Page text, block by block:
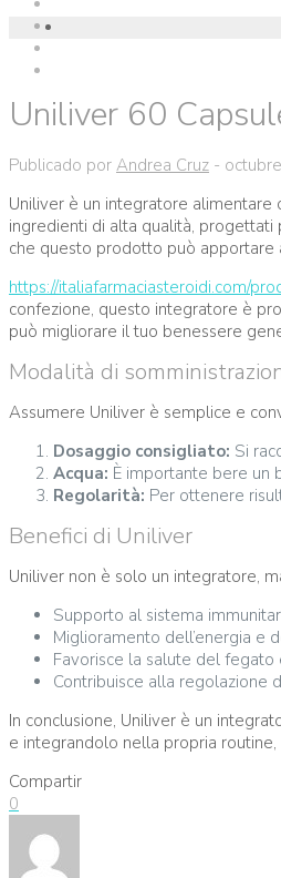
Uniliver 60
Publicado por Andrea Cruz -
Uniliver è un integratore
ingredienti di alta qualità, progettati
che questo prodotto può apportare
https://italiafarmaciasteroidi.com/
confezione, questo integratore è
può migliorare il tuo benessere
Modalità di
Assumere Uniliver è semplice e
Dosaggio consigliato: Si
Acqua: È importante bere un
Regolarità: Per ottenere
Benefici di Uniliver
Uniliver non è solo un integratore,
Supporto al sistema
Miglioramento dell’energia e
Favorisce la salute del
Contribuisce alla regolazione
In conclusione, Uniliver è un
e integrandolo nella propria
Compartir
0